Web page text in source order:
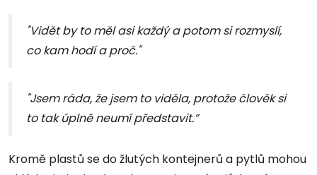
"Vidět by to měl asi každý a potom si rozmyslí,
co kam hodí a proč."
"Jsem ráda, že jsem to viděla, protože člověk si
to tak úplně neumí představit.”
Kromě plastů se do žlutých kontejnerů a pytlů mohou